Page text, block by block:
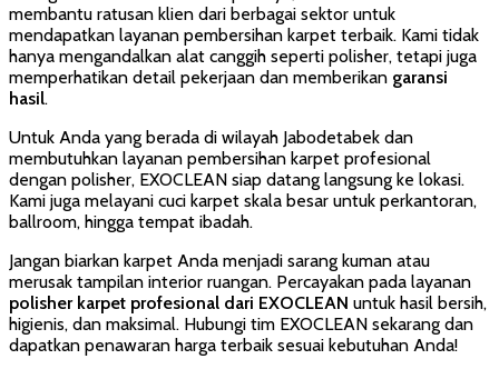
membantu ratusan klien dari berbagai sektor untuk
mendapatkan layanan pembersihan karpet terbaik. Kami tidak
hanya mengandalkan alat canggih seperti polisher, tetapi juga
memperhatikan detail pekerjaan dan memberikan garansi
hasil.
Untuk Anda yang berada di wilayah Jabodetabek dan
membutuhkan layanan pembersihan karpet profesional
dengan polisher, EXOCLEAN siap datang langsung ke lokasi.
Kami juga melayani cuci karpet skala besar untuk perkantoran,
ballroom, hingga tempat ibadah.
Jangan biarkan karpet Anda menjadi sarang kuman atau
merusak tampilan interior ruangan. Percayakan pada layanan
polisher karpet profesional dari EXOCLEAN untuk hasil bersih,
higienis, dan maksimal. Hubungi tim EXOCLEAN sekarang dan
dapatkan penawaran harga terbaik sesuai kebutuhan Anda!